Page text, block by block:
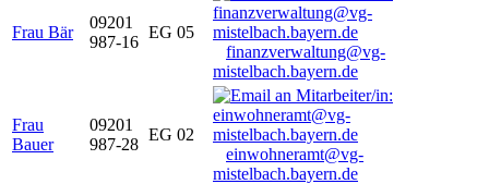
Frau Bär
09201
987-16
EG 05
finanzverwaltung@vg-
mistelbach.bayern.de
Frau
Bauer
09201
987-28
EG 02
einwohneramt@vg-
mistelbach.bayern.de